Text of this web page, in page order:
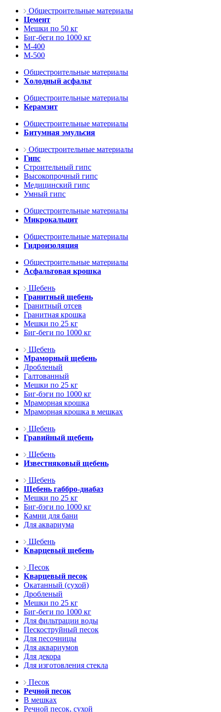
Общестроительные материалы
Цемент
Мешки по 50 кг
Биг-беги по 1000 кг
М-400
М-500
Общестроительные материалы
Холодный асфальт
Общестроительные материалы
Керамзит
Общестроительные материалы
Битумная эмульсия
Общестроительные материалы
Гипс
Строительный гипс
Высокопрочный гипс
Медицинский гипс
Умный гипс
Общестроительные материалы
Микрокальцит
Общестроительные материалы
Гидроизоляция
Общестроительные материалы
Асфальтовая крошка
Щебень
Гранитный щебень
Гранитный отсев
Гранитная крошка
Мешки по 25 кг
Биг-беги по 1000 кг
Щебень
Мраморный щебень
Дробленый
Галтованный
Мешки по 25 кг
Биг-бэги по 1000 кг
Мраморная крошка
Мраморная крошка в мешках
Щебень
Гравийный щебень
Щебень
Известняковый щебень
Щебень
Щебень габбро-диабаз
Мешки по 25 кг
Биг-бэги по 1000 кг
Камни для бани
Для аквариума
Щебень
Кварцевый щебень
Песок
Кварцевый песок
Окатанный (сухой)
Дробленый
Мешки по 25 кг
Биг-беги по 1000 кг
Для фильтрации воды
Пескоструйный песок
Для песочницы
Для аквариумов
Для декора
Для изготовления стекла
Песок
Речной песок
В мешках
Речной песок, сухой